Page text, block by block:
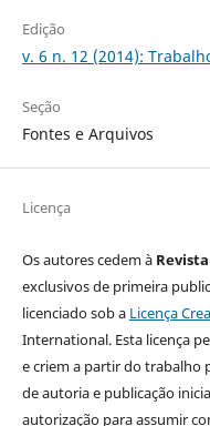
Edição
v. 6 n. 12 (2014):
Seção
Fontes e Arquivos
Licença
Os autores cedem à
exclusivos de primeira
licenciado sob a Licença
International. Esta licença
e criem a partir do trabalho
de autoria e publicação
autorização para assumir